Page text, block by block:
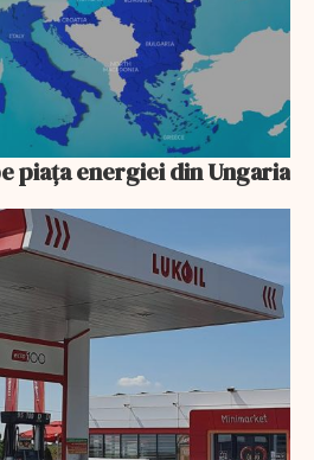
piața energiei din Ungaria